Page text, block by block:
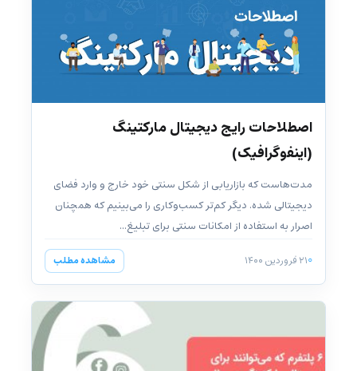
اصطلاحات رایج دیجیتال مارکتینگ
(اینفوگرافیک)
مدت‌هاست که بازاریابی از شکل سنتی خود خارج و وارد فضای
دیجیتالی شده. دیگر کم‌تر کسب‌وکاری را می‌بینیم که همچنان
اصرار به استفاده از امکانات سنتی برای تبلیغ...
۲۱ فروردین ۱۴۰۰ مشاهده مطلب